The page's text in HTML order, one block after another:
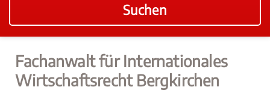
Suchen
Fachanwalt für Internationales
Wirtschaftsrecht Bergkirchen